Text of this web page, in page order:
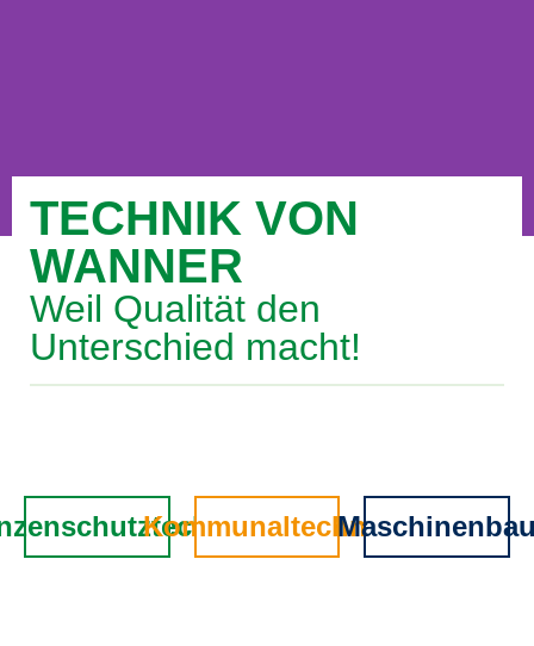
WIR MACHEN
PFLANZENSCHUTZTECHNIK
EFFIZIENT, MODERN & UMWELTFREUNDLICH
Hier klicken
TECHNIK VON
WANNER
Weil Qualität den
Unterschied macht!
Kommunaltechnik